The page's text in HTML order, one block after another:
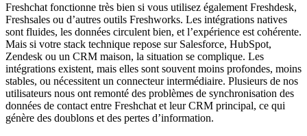
Freshchat fonctionne très bien si vous utilisez également Freshdesk,
Freshsales ou d’autres outils Freshworks. Les intégrations natives
sont fluides, les données circulent bien, et l’expérience est cohérente.
Mais si votre stack technique repose sur Salesforce, HubSpot,
Zendesk ou un CRM maison, la situation se complique. Les
intégrations existent, mais elles sont souvent moins profondes, moins
stables, ou nécessitent un connecteur intermédiaire. Plusieurs de nos
utilisateurs nous ont remonté des problèmes de synchronisation des
données de contact entre Freshchat et leur CRM principal, ce qui
génère des doublons et des pertes d’information.